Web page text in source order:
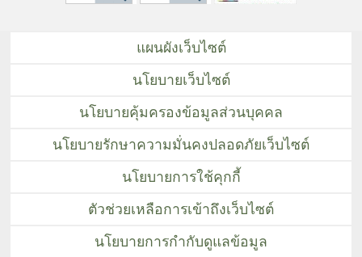
แผนผังเว็บไซต์
นโยบายเว็บไซต์
นโยบายคุ้มครองข้อมูลส่วนบุคคล
นโยบายรักษาความมั่นคงปลอดภัยเว็บไซต์
นโยบายการใช้คุกกี้
ตัวช่วยเหลือการเข้าถึงเว็บไซต์
นโยบายการกำกับดูแลข้อมูล